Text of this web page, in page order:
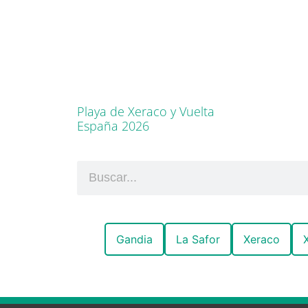
Playa de Xeraco y Vuelta
España 2026
Gandia La Safor Xeraco